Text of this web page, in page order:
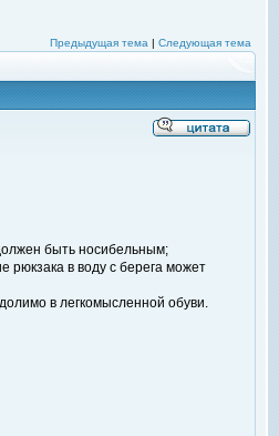
Предыдущая тема | Следующая тема
быть носибельным;
рюкзака в воду с берега может
в легкомысленной обуви.